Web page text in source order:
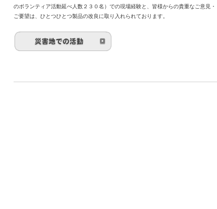
のボランティア活動延べ人数２３０名）での現場経験と、皆様からの貴重なご意見・
ご要望は、ひとつひとつ製品の改良に取り入れられております。